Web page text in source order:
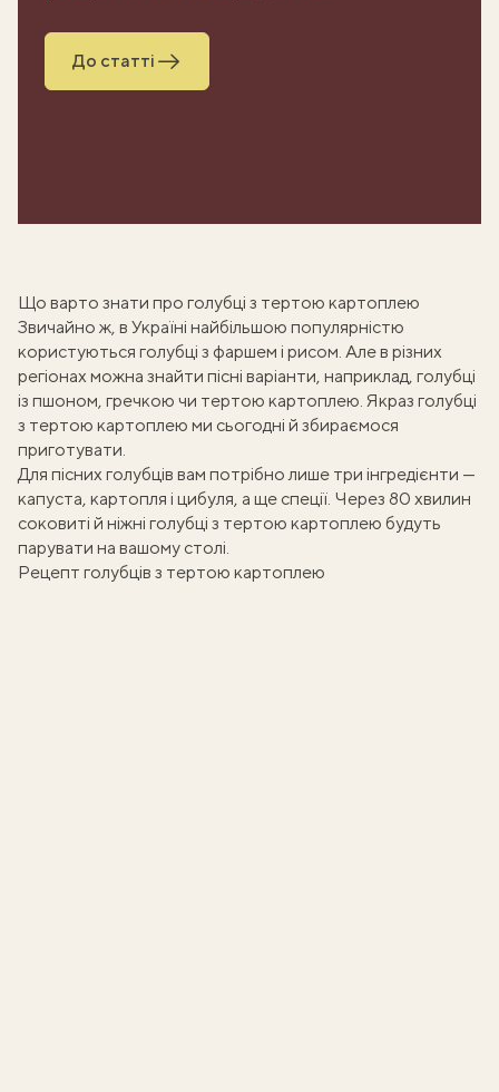
До статті
Що варто знати про голубці з тертою картоплею
Звичайно ж, в Україні найбільшою популярністю
користуються голубці з фаршем і рисом. Але в різних
регіонах можна знайти пісні варіанти, наприклад, голубці
із пшоном, гречкою чи тертою картоплею. Якраз голубці
з тертою картоплею ми сьогодні й збираємося
приготувати.
Для пісних голубців вам потрібно лише три інгредієнти —
капуста, картопля і цибуля, а ще спеції. Через 80 хвилин
соковиті й ніжні голубці з тертою картоплею будуть
парувати на вашому столі.
Рецепт голубців з тертою картоплею